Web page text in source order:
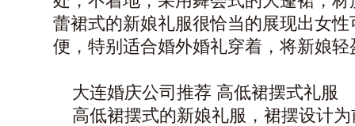
蕾裙式的新娘礼服很恰当的展现出女
便，特别适合婚外婚礼穿着，将新娘
大连婚庆公司 推荐 高低裙摆式礼服
高低裙摆式的新娘礼服，裙摆设计